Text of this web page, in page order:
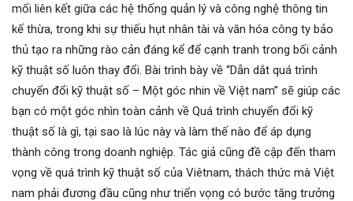
mối liên kết giữa các hệ thống quản lý và công nghệ thông tin
kế thừa, trong khi sự thiếu hụt nhân tài và văn hóa công ty bảo
thủ tạo ra những rào cản đáng kể để cạnh tranh trong bối cảnh
kỹ thuật số luôn thay đổi. Bài trình bày về “Dẫn dắt quá trình
chuyển đổi kỹ thuật số – Một góc nhin về Việt nam” sẽ giúp các
bạn có một góc nhìn toàn cảnh về Quá trình chuyển đổi kỹ
thuật số là gì, tại sao là lúc này và làm thế nào để áp dụng
thành công trong doanh nghiệp. Tác giả cũng đề cập đến tham
vọng về quá trình kỹ thuật số của Viêtnam, thách thức mà Việt
nam phải đương đầu cũng như triển vọng có bước tăng trưởng